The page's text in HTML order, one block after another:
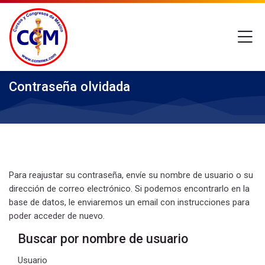
Skip to navigation
Skip to login form
Saltar al contenido principal
Skip to footer
Contraseña olvidada
Para reajustar su contraseña, envíe su nombre de usuario o su
dirección de correo electrónico. Si podemos encontrarlo en la
base de datos, le enviaremos un email con instrucciones para
poder acceder de nuevo.
Buscar por nombre de usuario
Buscar por nombre de usuario
Usuario